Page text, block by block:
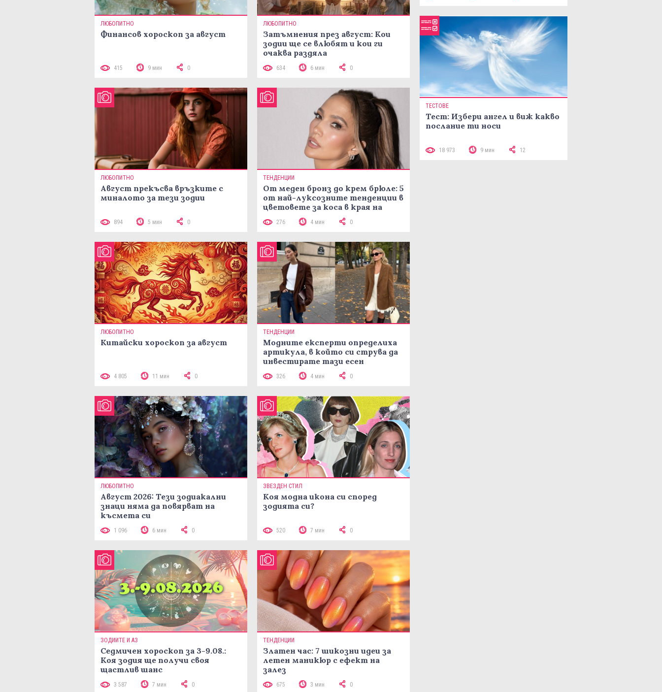
ЛЮБОПИТНО
Финансов хороскоп за август
415 9 мин 0
ЛЮБОПИТНО
Затъмнения през август: Кои
зодии ще се влюбят и кои ги
очаква раздяла
634 6 мин 0
ЛЮБОПИТНО
Август прекъсва връзките с
миналото за тези зодии
894 5 мин 0
ТЕНДЕНЦИИ
От меден бронз до крем брюле: 5
от най-луксозните тенденции в
цветовете за коса в края на
276 4 мин 0
ЛЮБОПИТНО
Китайски хороскоп за август
4 805 11 мин 0
ТЕНДЕНЦИИ
Модните експерти определиха
артикула, в който си струва да
инвестирате тази есен
326 4 мин 0
ЛЮБОПИТНО
Август 2026: Тези зодиакални
знаци няма да повярват на
късмета си
1 096 6 мин 0
ЗВЕЗДЕН СТИЛ
Коя модна икона си според
зодията си?
520 7 мин 0
ЗОДИИТЕ И АЗ
Седмичен хороскоп за 3-9.08.:
Коя зодия ще получи своя
щастлив шанс
3 587 7 мин 0
ТЕНДЕНЦИИ
Златен час: 7 шикозни идеи за
летен маникюр с ефект на
залез
675 3 мин 0
ТЕСТОВЕ
Тест: Избери ангел и виж какво
послание ти носи
18 973 9 мин 12